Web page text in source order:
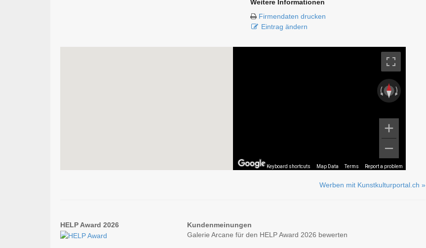
Weitere Informationen
Firmendaten drucken
Eintrag ändern
Keyboard shortcuts Map Data Terms Report a problem
Werben mit Kunstkulturportal.ch »
HELP Award 2026
Kundenmeinungen
Galerie Arcane für den HELP Award 2026 bewerten